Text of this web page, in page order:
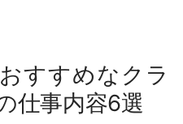
すすめなクラ
仕事内容6選